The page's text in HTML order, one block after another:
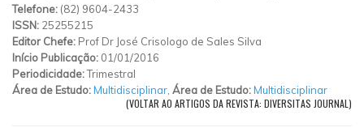
Telefone: (82) 9604-2433
ISSN: 25255215
Editor Chefe: Prof Dr José Crisologo de Sales Silva
Início Publicação: 01/01/2016
Periodicidade:Trimestral
Área de Estudo:Multidisciplinar Área de Estudo:Multidisciplinar
(VOLTAR AO ARTIGOS DA REVISTA: DIVERSITAS JOURNAL)